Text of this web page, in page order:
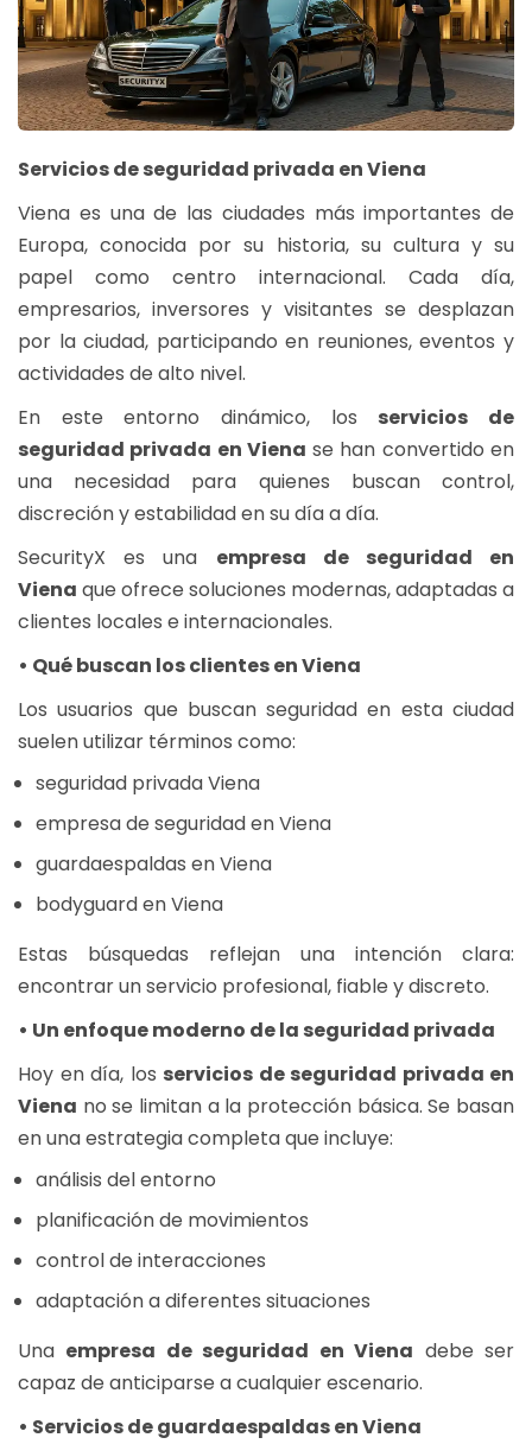
Servicios de seguridad privada en Viena
Viena es una de las ciudades más importantes de
Europa, conocida por su historia, su cultura y su
papel como centro internacional. Cada día,
empresarios, inversores y visitantes se desplazan
por la ciudad, participando en reuniones, eventos y
actividades de alto nivel.
En este entorno dinámico, los servicios de
seguridad privada en Viena se han convertido en
una necesidad para quienes buscan control,
discreción y estabilidad en su día a día.
SecurityX es una empresa de seguridad en
Viena que ofrece soluciones modernas, adaptadas a
clientes locales e internacionales.
• Qué buscan los clientes en Viena
Los usuarios que buscan seguridad en esta ciudad
suelen utilizar términos como:
seguridad privada Viena
empresa de seguridad en Viena
guardaespaldas en Viena
bodyguard en Viena
Estas búsquedas reflejan una intención clara:
encontrar un servicio profesional, fiable y discreto.
• Un enfoque moderno de la seguridad privada
Hoy en día, los servicios de seguridad privada en
Viena no se limitan a la protección básica. Se basan
en una estrategia completa que incluye:
análisis del entorno
planificación de movimientos
control de interacciones
adaptación a diferentes situaciones
Una empresa de seguridad en Viena debe ser
capaz de anticiparse a cualquier escenario.
• Servicios de guardaespaldas en Viena